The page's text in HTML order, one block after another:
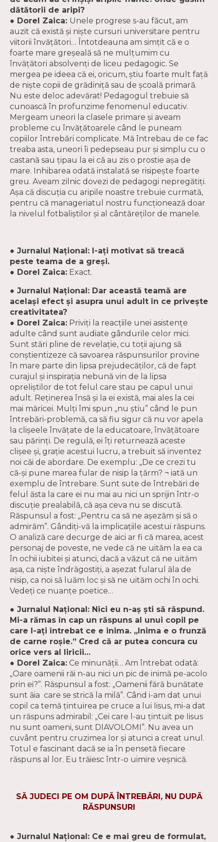
dătătorii de aripi?
● Dorel Zaica: Unele progrese s-au făcut, am
auzit că există şi nişte cursuri universitare pentru
viitorii învăţători… Întotdeauna am simţit că e o
foarte mare greşeală să ne mulţumim cu
învăţători absolvenţi de liceu pedagogic. Se
mergea pe ideea că ei, oricum, ştiu foarte mult faţă
de nişte copii de grădiniţă sau de şcoală primară.
Nu este deloc adevărat! Pedagogul trebuie să
cunoască în profunzime fenomenul educativ.
Mergeam uneori la clasele primare şi aveam
probleme cu învăţătoarele când le puneam
copiilor întrebări complicate. Mă întrebau de ce fac
treaba asta, uneori îi pedepseau pur şi simplu cu o
castană sau ţipau la ei că au zis o prostie aşa de
mare. Inhibarea odată instalată se risipeşte foarte
greu. Aveam zilnic dovezi de pedagogi nepregătiţi.
Aşa că discuţia cu aripile noastre trebuie curmată,
pentru că manageriatul nostru funcţionează doar
la nivelul fotbaliştilor şi al cântăreţilor de manele.
● Jurnalul Naţional: I-aţi motivat să treacă
peste teama de a greşi.
● Dorel Zaica: Exact.
● Jurnalul Naţional: Dar această teamă are
acelaşi efect şi asupra unui adult în ce priveşte
creativitatea?
● Dorel Zaica: Priviţi la reacţiile unei asistenţe
adulte când sunt audiate gândurile celor mici.
Sunt stări pline de revelaţie, cu toţii ajung să
conştientizeze că savoarea răspunsurilor provine
în mare parte din lipsa prejudecăţilor, că de fapt
curajul şi inspiraţia nebună vin de la lipsa
opreliştilor de tot felul care stau pe capul unui
adult. Reţinerea însă şi la ei există, mai ales la cei
mai măricei. Mulţi îmi spun „nu ştiu” când le pun
întrebări-problemă, ca să fiu sigur că nu vor apela
la clişeele învăţate de la educatoare, învăţătoare
sau părinţi. De regulă, ei îţi returnează aceste
clişee şi, graţie acestui lucru, a trebuit să inventez
noi căi de abordare. De exemplu: „De ce crezi tu
că-şi pune marea fular de nisip la ţărm? ¬ iată un
exemplu de întrebare. Sunt sute de întrebări de
felul ăsta la care ei nu mai au nici un sprijin într-o
discuţie prealabilă, că aşa ceva nu se discută.
Răspunsul a fost: „Pentru ca să ne aşezăm şi să o
admirăm”. Gândiţi-vă la implicaţiile acestui răspuns.
O analiză care decurge de aici ar fi că marea, acest
personaj de poveste, ne vede că ne uităm la ea ca
în ochii iubitei şi atunci, dacă a văzut că ne uităm
aşa, ca nişte îndrăgostiţi, a aşezat fularul ăla de
nisip, ca noi să luăm loc şi să ne uităm ochi în ochi.
Vedeţi ce nuanţe poetice…
● Jurnalul Naţional: Nici eu n-aş şti să răspund.
Mi-a rămas în cap un răspuns al unui copil pe
care l-aţi întrebat ce e inima. „Inima e o frunză
de carne roşie.” Cred că ar putea concura cu
orice vers al liricii…
● Dorel Zaica: Ce minunăţii… Am întrebat odată:
„Oare oamenii răi n-au nici un pic de inimă pe-acolo
prin ei?”. Răspunsul a fost: „Oamenii fără bunătate
sunt ăia care se strică la milă”. Când i-am dat unui
copil ca temă ţintuirea pe cruce a lui Iisus, mi-a dat
un răspuns admirabil: „Cei care l-au ţintuit pe Iisus
nu sunt oameni, sunt DIAVOLOMI”. Nu avea un
cuvânt pentru cruzimea lor şi atunci a creat unul.
Totul e fascinant dacă se ia în pensetă fiecare
răspuns al lor. Eu trăiesc într-o uimire veşnică.
SĂ JUDECI PE OM DUPĂ ÎNTREBĂRI, NU DUPĂ
RĂSPUNSURI
● Jurnalul Naţional: Ce e mai greu de formulat,